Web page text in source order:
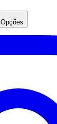
Opções